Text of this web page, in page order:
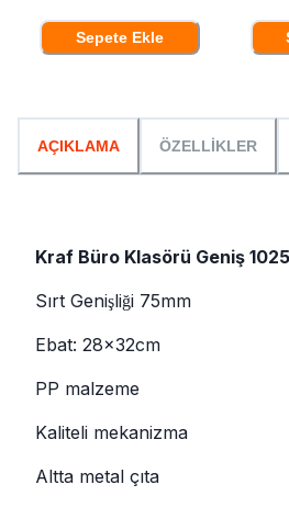
Sepete Ekle
AÇIKLAMA ÖZELLİKLER
Kraf Büro Klasörü Geniş
Sırt Genişliği 75mm
Ebat: 28x32cm
PP malzeme
Kaliteli mekanizma
Altta metal çıta